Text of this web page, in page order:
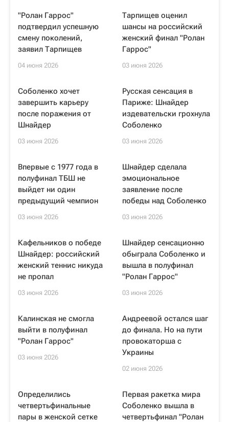
"Ролан Гаррос"
подтвердил успешную
смену поколений,
заявил Тарпищев
04 июня 2026
Тарпищев оценил
шансы на российский
женский финал "Ролан
Гаррос"
03 июня 2026
Соболенко хочет
завершить карьеру
после поражения от
Шнайдер
03 июня 2026
Русская сенсация в
Париже: Шнайдер
издевательски грохнула
Соболенко
03 июня 2026
Впервые с 1977 года в
полуфинал ТБШ не
выйдет ни один
предыдущий чемпион
03 июня 2026
Шнайдер сделала
эмоциональное
заявление после
победы над Соболенко
03 июня 2026
Кафельников о победе
Шнайдер: российский
женский теннис никуда
не пропал
03 июня 2026
Шнайдер сенсационно
обыграла Соболенко и
вышла в полуфинал
"Ролан Гаррос"
03 июня 2026
Калинская не смогла
выйти в полуфинал
"Ролан Гаррос"
03 июня 2026
Андреевой остался шаг
до финала. Но на пути
провокаторша с
Украины
02 июня 2026
Определились
четвертьфинальные
пары в женской сетке
Первая ракетка мира
Соболенко вышла в
четвертьфинал "Ролан